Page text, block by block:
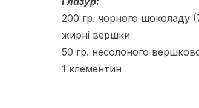
200 гр. чорного шоколаду
жирні вершки
50 гр. несолоного
1 клементин